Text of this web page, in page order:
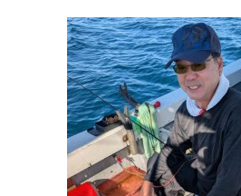
c
e
b
o
o
k
e